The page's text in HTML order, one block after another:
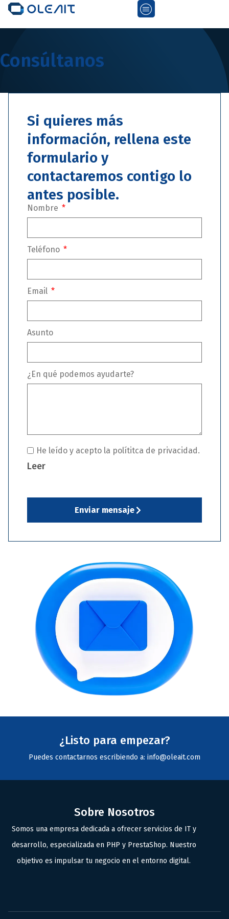
Consúltanos
Si quieres más
información, rellena este
formulario y
contactaremos contigo lo
antes posible.
Nombre
Teléfono
Email
Asunto
¿En qué podemos ayudarte?
He leído y acepto la polítitca de privacidad.
Leer
Enviar mensaje
¿Listo para empezar?
Puedes contactarnos escribiendo a: info@oleait.com
Sobre Nosotros
Somos una empresa dedicada a ofrecer servicios de IT y
desarrollo, especializada en PHP y PrestaShop. Nuestro
objetivo es impulsar tu negocio en el entorno digital.